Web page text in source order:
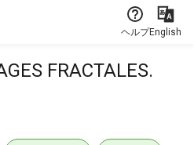
ヘルプEnglish
FRACTALES.